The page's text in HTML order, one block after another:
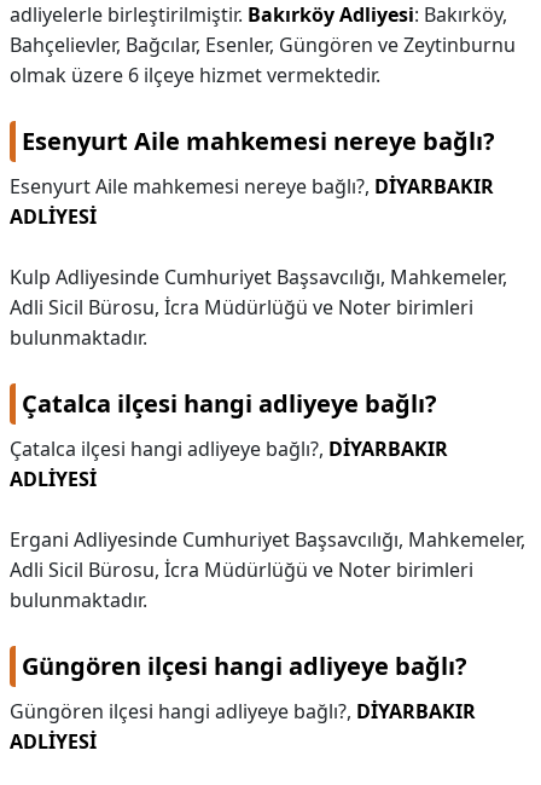
adliyelerle birleştirilmiştir. Bakırköy Adliyesi: Bakırköy,
Bahçelievler, Bağcılar, Esenler, Güngören ve Zeytinburnu
olmak üzere 6 ilçeye hizmet vermektedir.
Esenyurt Aile mahkemesi nereye bağlı?
Esenyurt Aile mahkemesi nereye bağlı?, DİYARBAKIR
ADLİYESİ
Kulp Adliyesinde Cumhuriyet Başsavcılığı, Mahkemeler,
Adli Sicil Bürosu, İcra Müdürlüğü ve Noter birimleri
bulunmaktadır.
Çatalca ilçesi hangi adliyeye bağlı?
Çatalca ilçesi hangi adliyeye bağlı?, DİYARBAKIR
ADLİYESİ
Ergani Adliyesinde Cumhuriyet Başsavcılığı, Mahkemeler,
Adli Sicil Bürosu, İcra Müdürlüğü ve Noter birimleri
bulunmaktadır.
Güngören ilçesi hangi adliyeye bağlı?
Güngören ilçesi hangi adliyeye bağlı?, DİYARBAKIR
ADLİYESİ